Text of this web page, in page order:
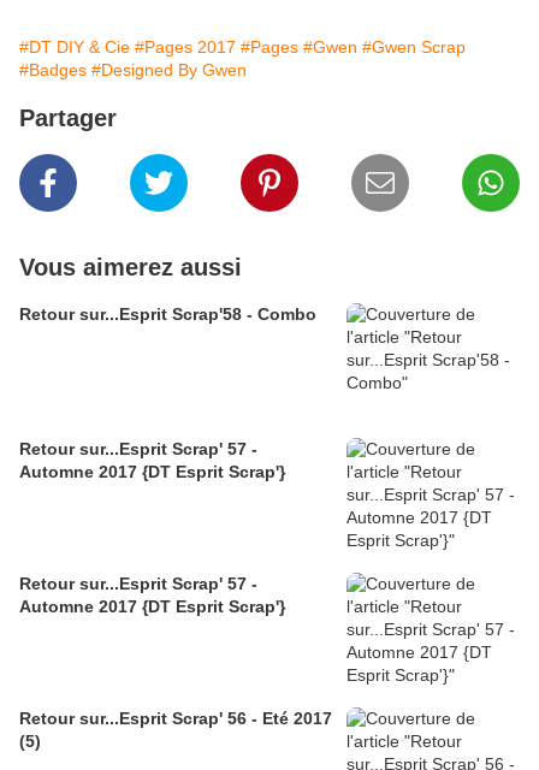
#DT DIY & Cie #Pages 2017 #Pages #Gwen #Gwen Scrap
#Badges #Designed By Gwen
Partager
Vous aimerez aussi
Retour sur...Esprit Scrap'58 - Combo
Retour sur...Esprit Scrap' 57 -
Automne 2017 {DT Esprit Scrap'}
Retour sur...Esprit Scrap' 57 -
Automne 2017 {DT Esprit Scrap'}
Retour sur...Esprit Scrap' 56 - Eté 2017
(5)